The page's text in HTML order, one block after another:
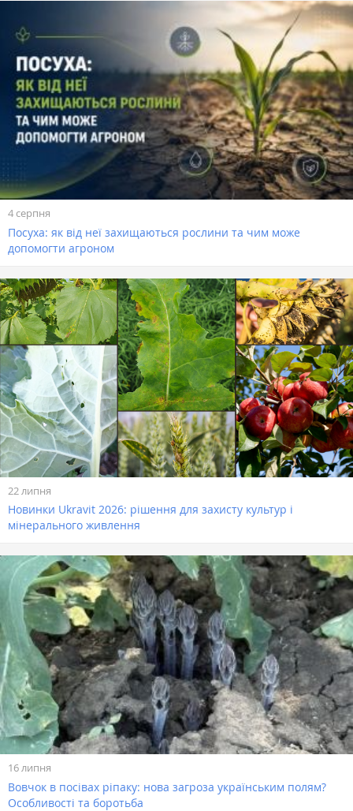
4 серпня
Посуха: як від неї захищаються рослини та чим може
допомогти агроном
22 липня
Новинки Ukravit 2026: рішення для захисту культур і
мінерального живлення
16 липня
Вовчок в посівах ріпаку: нова загроза українським полям?
Особливості та боротьба